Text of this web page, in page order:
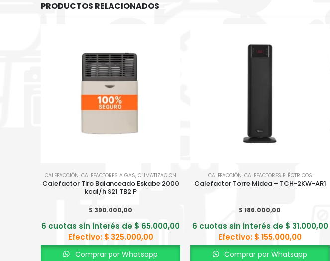
PRODUCTOS RELACIONADOS
CALEFACCIÓN, CALEFACTORES A GAS, CLIMATIZACION
Calefactor Tiro Balanceado Eskabe 2000
kcal/h S21 TB2 P
$ 390.000,00
6 cuotas sin interés de $ 65.000,00
Efectivo: $ 325.000,00
Comprar por Whatsapp
CALEFACCIÓN, CALEFACTORES ELÉCTRICOS
Calefactor Torre Midea – TCH-2KW-AR1
$ 186.000,00
6 cuotas sin interés de $ 31.000,00
Efectivo: $ 155.000,00
Comprar por Whatsapp